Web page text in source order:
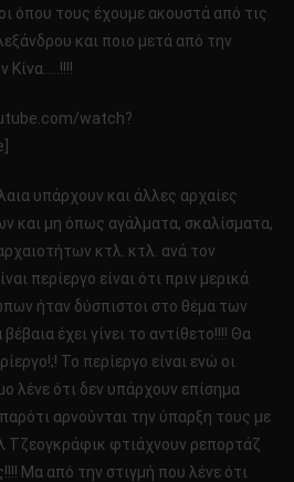
όπου τους έχουμε ακουστά από τις
και ποιο μετά από την
Κίνα…..!!!!
watch?
υπάρχουν και άλλες αρχαίες
και μη όπως αγάλματα, σκαλίσματα,
κτλ. κτλ. ανά τον
περίεργο είναι ότι πριν μερικά
ήταν δύσπιστοι στο θέμα των
έχει γίνει το αντίθετο!!!! Θα
Το περίεργο είναι ενώ οι
λένε ότι δεν υπάρχουν επίσημα
αρνούνται την ύπαρξη τους με
Τζεογκράφικ φτιάχνουν ρεπορτάζ
Μα από την στιγμή που λένε ότι